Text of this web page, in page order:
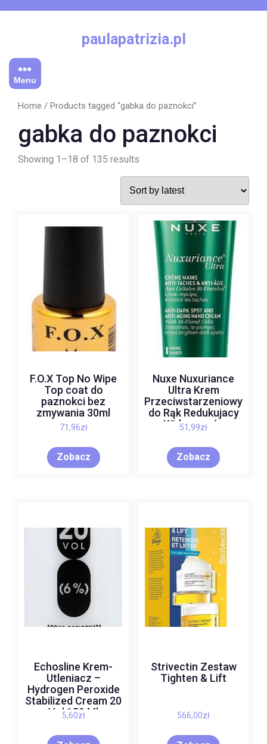
paulapatrizia.pl
Menu
Home / Products tagged “gabka do paznokci”
gabka do paznokci
Showing 1–18 of 135 results
F.O.X Top No Wipe
Top coat do
paznokci bez
zmywania 30ml
71,96zł
Zobacz
Nuxe Nuxuriance
Ultra Krem
Przeciwstarzeniowy
do Rąk Redukujacy
Widocznośc
Przebarwień 75ml
51,99zł
Zobacz
Echosline Krem-
Utleniacz –
Hydrogen Peroxide
Stabilized Cream 20
Vol 150 Ml
5,60zł
Strivectin Zestaw
Tighten & Lift
566,00zł